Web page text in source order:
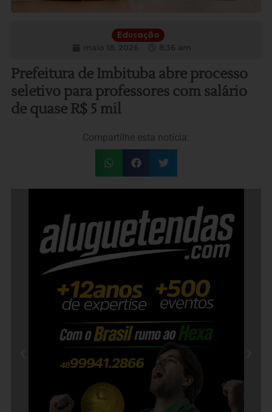
Educação
Prefeitura de Imbituba abre processo
seletivo para professores com salário
de quase R$ 5 mil
Compartilhe esta notícia: